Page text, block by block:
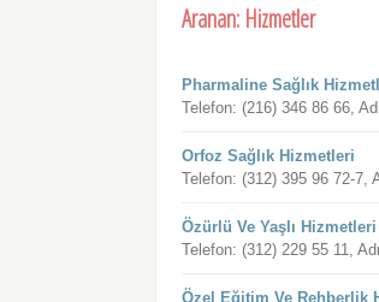
Aranan: Hizmetler
Pharmaline Sağlık
Telefon: (216) 346 86 66,
Orfoz Sağlık Hizmetleri
Telefon: (312) 395 96 72-7,
Özürlü Ve Yaşlı
Telefon: (312) 229 55 11,
Özel Eğitim Ve Rehberlik